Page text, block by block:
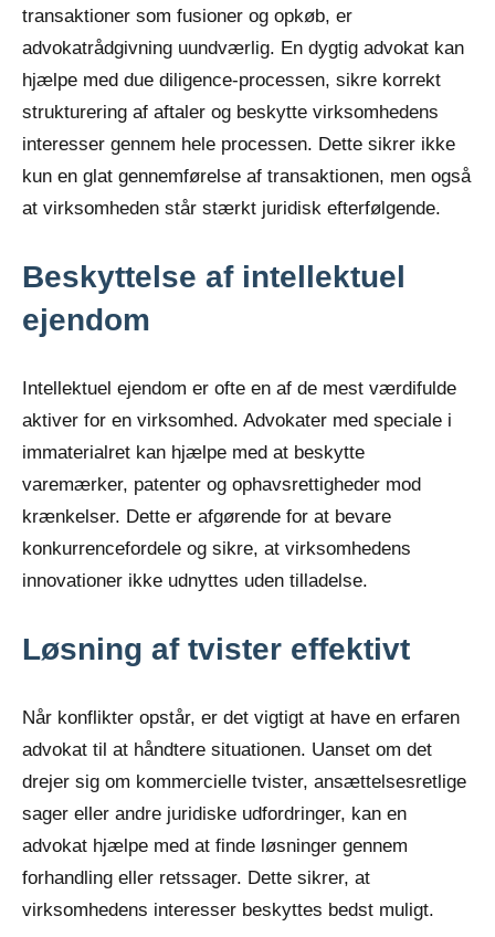
transaktioner som fusioner og opkøb, er
advokatrådgivning uundværlig. En dygtig advokat kan
hjælpe med due diligence-processen, sikre korrekt
strukturering af aftaler og beskytte virksomhedens
interesser gennem hele processen. Dette sikrer ikke
kun en glat gennemførelse af transaktionen, men også
at virksomheden står stærkt juridisk efterfølgende.
Beskyttelse af intellektuel
ejendom
Intellektuel ejendom er ofte en af de mest værdifulde
aktiver for en virksomhed. Advokater med speciale i
immaterialret kan hjælpe med at beskytte
varemærker, patenter og ophavsrettigheder mod
krænkelser. Dette er afgørende for at bevare
konkurrencefordele og sikre, at virksomhedens
innovationer ikke udnyttes uden tilladelse.
Løsning af tvister effektivt
Når konflikter opstår, er det vigtigt at have en erfaren
advokat til at håndtere situationen. Uanset om det
drejer sig om kommercielle tvister, ansættelsesretlige
sager eller andre juridiske udfordringer, kan en
advokat hjælpe med at finde løsninger gennem
forhandling eller retssager. Dette sikrer, at
virksomhedens interesser beskyttes bedst muligt.